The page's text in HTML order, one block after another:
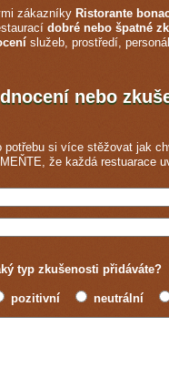
zákazníky Ristorante
dobré nebo špatné
služeb, prostředí,
nebo
potřebu si více stěžovat jak
že každárestuarace
typ zkušenosti přidáváte?
pozitivní neutrální